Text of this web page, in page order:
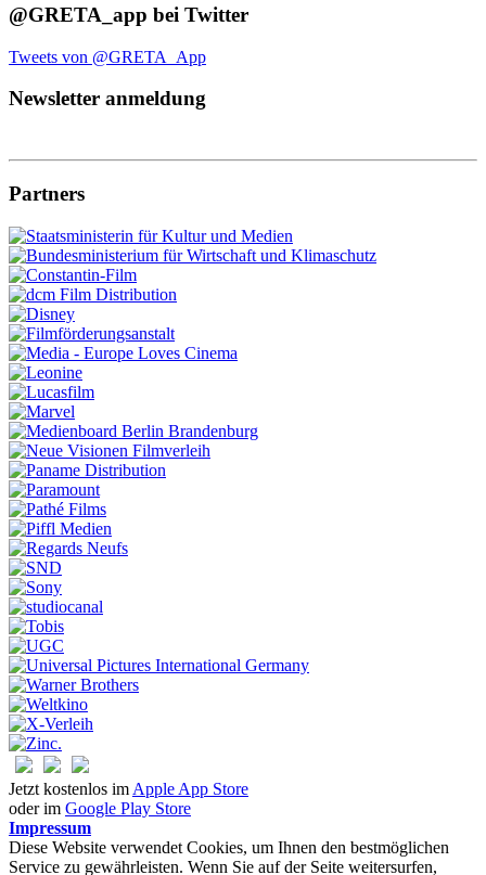
@GRETA_app bei Twitter
Tweets von @GRETA_App
Newsletter anmeldung
Partners
Jetzt kostenlos im Apple App Store
oder im Google Play Store
Impressum
Diese Website verwendet Cookies, um Ihnen den bestmöglichen
Service zu gewährleisten. Wenn Sie auf der Seite weitersurfen,